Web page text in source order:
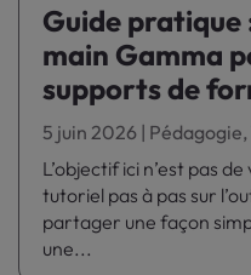
Guide pratique
main Gamma
supports de
5 juin 2026| Pédagogie,
L’objectif ici n’est pas
tutoriel pas à pas sur
partager une façon
une...